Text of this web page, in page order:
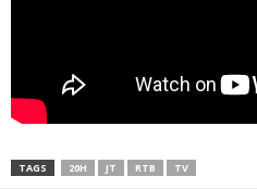
TAGS 20H JT RTB TV